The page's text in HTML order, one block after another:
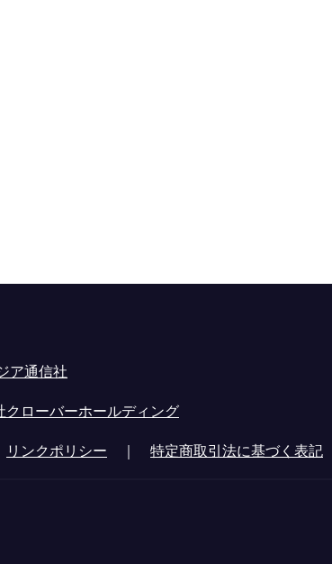
ア通信社
クローバーホールディング
リンクポリシー ｜ 特定商取引法に基づく表記